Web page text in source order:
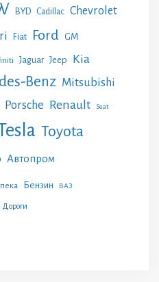
BYD Cadillac Chevrolet
Fiat Ford GM
Jaguar Jeep Kia
Benz Mitsubishi
Porsche Renault Seat
Toyota
Автопром
Бензин ВАЗ
Дороги